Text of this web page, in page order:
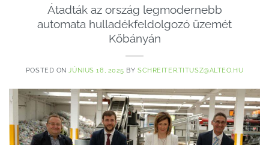
Átadták az ország legmodernebb
automata hulladékfeldolgozó üzemét
Kőbányán
POSTED ON JÚNIUS 18, 2025 BYSCHREITER.TITUSZ@ALTEO.HU